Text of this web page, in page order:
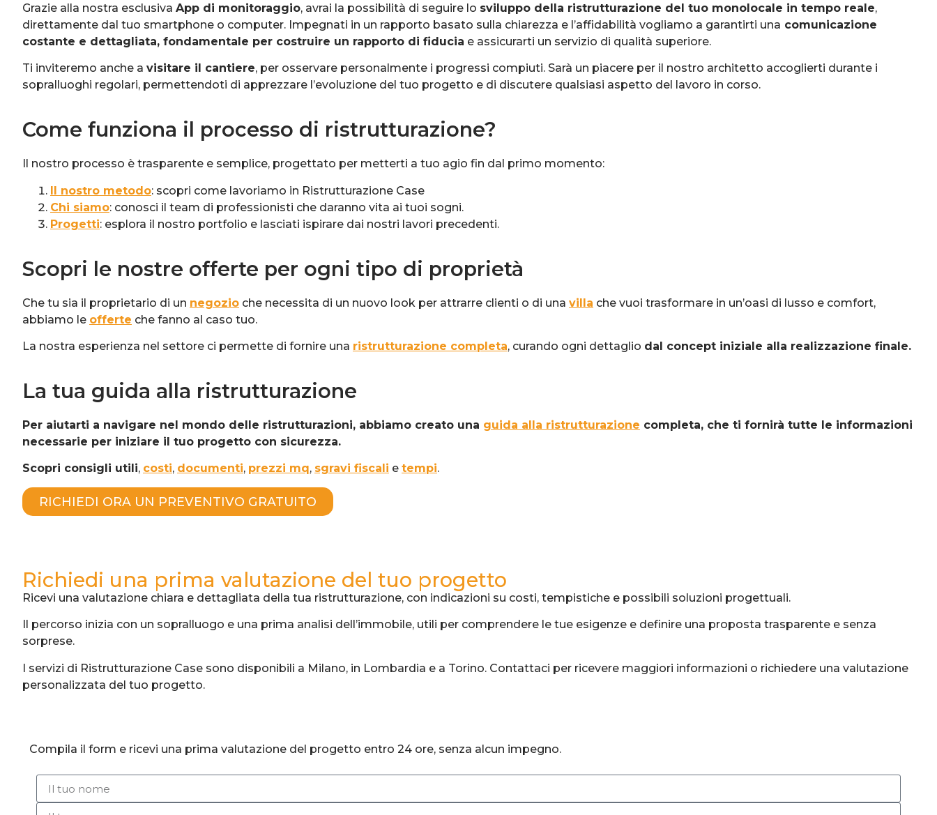
Grazie alla nostra esclusiva App di monitoraggio, avrai la possibilità di seguire lo sviluppo della ristrutturazione del tuo monolocale in tempo reale,
direttamente dal tuo smartphone o computer. Impegnati in un rapporto basato sulla chiarezza e l’affidabilità vogliamo a garantirti una comunicazione
costante e dettagliata, fondamentale per costruire un rapporto di fiducia e assicurarti un servizio di qualità superiore.
Ti inviteremo anche a visitare il cantiere, per osservare personalmente i progressi compiuti. Sarà un piacere per il nostro architetto accoglierti durante i
sopralluoghi regolari, permettendoti di apprezzare l’evoluzione del tuo progetto e di discutere qualsiasi aspetto del lavoro in corso.
Come funziona il processo di ristrutturazione?
Il nostro processo è trasparente e semplice, progettato per metterti a tuo agio fin dal primo momento:
Il nostro metodo: scopri come lavoriamo in Ristrutturazione Case
Chi siamo: conosci il team di professionisti che daranno vita ai tuoi sogni.
Progetti: esplora il nostro portfolio e lasciati ispirare dai nostri lavori precedenti.
Scopri le nostre offerte per ogni tipo di proprietà
Che tu sia il proprietario di un negozio che necessita di un nuovo look per attrarre clienti o di una villa che vuoi trasformare in un’oasi di lusso e comfort,
abbiamo le offerte che fanno al caso tuo.
La nostra esperienza nel settore ci permette di fornire una ristrutturazione completa, curando ogni dettaglio dal concept iniziale alla realizzazione finale.
La tua guida alla ristrutturazione
Per aiutarti a navigare nel mondo delle ristrutturazioni, abbiamo creato una guida alla ristrutturazione completa, che ti fornirà tutte le informazioni
necessarie per iniziare il tuo progetto con sicurezza.
Scopri consigli utili, costi, documenti, prezzi mq, sgravi fiscali e tempi.
RICHIEDI ORA UN PREVENTIVO GRATUITO
Richiedi una prima valutazione del tuo progetto
Ricevi una valutazione chiara e dettagliata della tua ristrutturazione, con indicazioni su costi, tempistiche e possibili soluzioni progettuali.
Il percorso inizia con un sopralluogo e una prima analisi dell’immobile, utili per comprendere le tue esigenze e definire una proposta trasparente e senza
sorprese.
I servizi di Ristrutturazione Case sono disponibili a Milano, in Lombardia e a Torino. Contattaci per ricevere maggiori informazioni o richiedere una valutazione
personalizzata del tuo progetto.
Compila il form e ricevi una prima valutazione del progetto entro 24 ore, senza alcun impegno.